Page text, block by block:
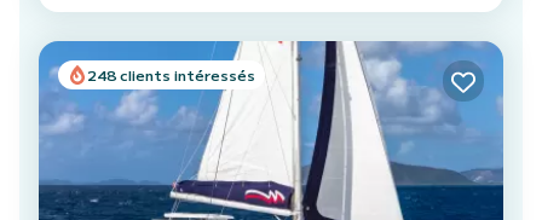
248 clients intéressés